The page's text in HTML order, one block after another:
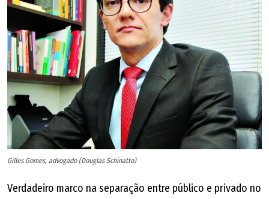
Gilles Gomes, advogado (Douglas Schinatto)
Verdadeiro marco na separação entre público e privado no